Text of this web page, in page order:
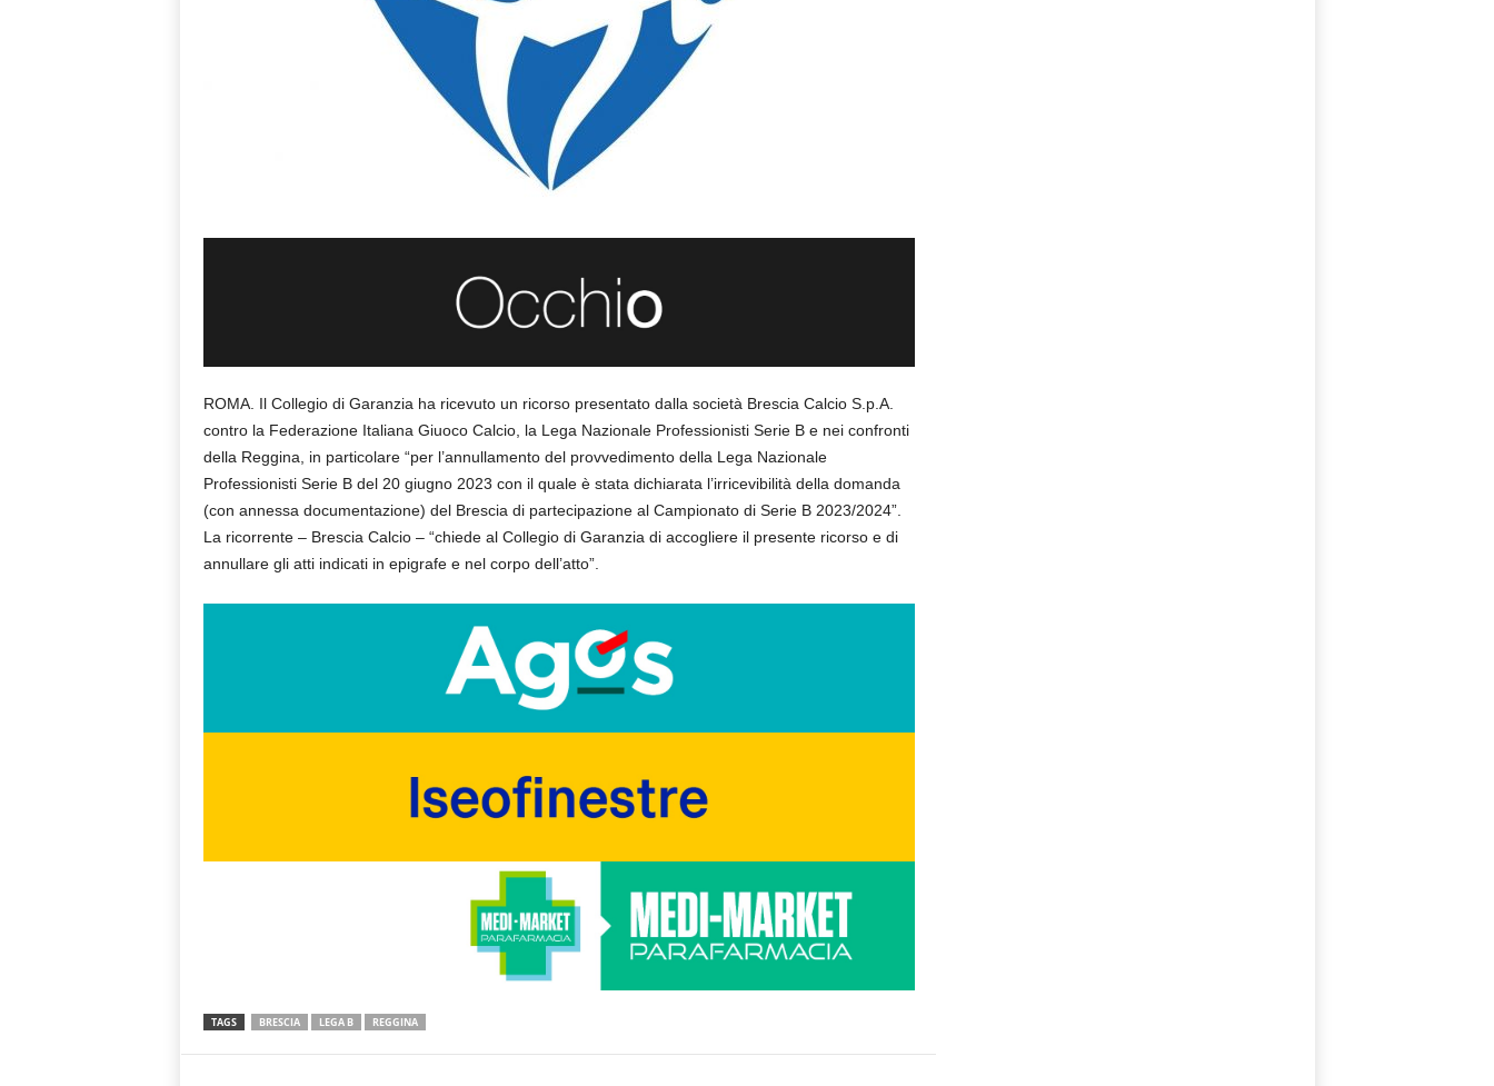
ROMA. Il Collegio di Garanzia ha ricevuto un ricorso presentato dalla società Brescia Calcio S.p.A.
contro la Federazione Italiana Giuoco Calcio, la Lega Nazionale Professionisti Serie B e nei confronti
della Reggina, in particolare “per l’annullamento del provvedimento della Lega Nazionale
Professionisti Serie B del 20 giugno 2023 con il quale è stata dichiarata l’irricevibilità della domanda
(con annessa documentazione) del Brescia di partecipazione al Campionato di Serie B 2023/2024”.
La ricorrente – Brescia Calcio – “chiede al Collegio di Garanzia di accogliere il presente ricorso e di
annullare gli atti indicati in epigrafe e nel corpo dell’atto”.
TAGS BRESCIA LEGA B REGGINA